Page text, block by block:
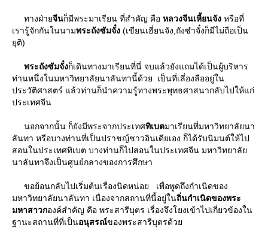
ทางฝ่าจีนก็มีพระมาเรียน ที่สําคัญ คือ หลวงจีนเหี้ยนจัง หรือที่
เรารู้จักกันในนามพระถังซัมจั๋ง (เขียนเฮี่ยนจัง,ถังซําจั๋งก็มีไม่ถือเป็น
ุติ)
พระถังซัมจั๋งก็เดินทางมาเรียนที่นี่ จบแล้วยังแถมได้เป็นผู้บริหาร
ท่านหนึ่งในมหาวิทยาลัยนาลันทานี้ด้วย เป็นที่เลี่องลืออยู่ใน
ประวัติศาสตร์ แล้วท่านก็นําความรู้ทางพระพุทธศาสนากลับไปให้แก่
ประเทศจีน
นอกจากนั้น ก็ยังมีพระจากประเทศทิเบตมาเรียนที่มหาวิทยาลัยนา
ลันทา หรือบางท่านที่เป็นปราชญ์ชาวอินเดียเอง ก็ได้รับนิมนต์ให้ไป
สอนในประเทศทิเบต บางท่านก็ไปสอนในประเทศจีน มหาวิทยาลั
นาลันทาจึงเป็นศูนย์กลางของการศึกษา
ขอย้อนกลับไปเริ่มต้นเรื่องนิดหน่อย เพื่อพูดถึงกําเนิดของ
มหาวิทยาลัยนาลันทา เนื่องจากสถานที่นี้อยู่ในถิ่นกําเนิดของพระ
มหาสาวกองค์สําคัญ คือ พระสารีบุตร เรื่องจึงโยงเข้าไปเกี่ยวข้องใน
ฐานะสถานที่ที่เป็นอนุสรณ์ของพระสารีบุตรด้ว